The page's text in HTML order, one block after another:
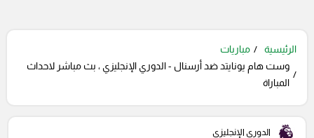
الرئيسية
مباريات
وست هام يونايتد ضد أرسنال - الدوري الإنجليزي ، بث مباشر لاحداث
المباراة
الدوري الإنجليزي